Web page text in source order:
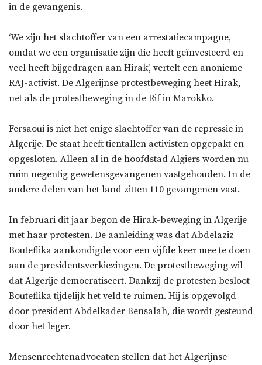
in de gevangenis.
‘We zijn het slachtoffer van een arrestatiecampagne,
omdat we een organisatie zijn die heeft geïnvesteerd en
veel heeft bijgedragen aan Hirak’, vertelt een anonieme
RAJ-activist. De Algerijnse protestbeweging heet Hirak,
net als de protestbeweging in de Rif in Marokko.
Fersaoui is niet het enige slachtoffer van de repressie in
Algerije. De staat heeft tientallen activisten opgepakt en
opgesloten. Alleen al in de hoofdstad Algiers worden nu
ruim negentig gewetensgevangenen vastgehouden. In de
andere delen van het land zitten 110 gevangenen vast.
In februari dit jaar begon de Hirak-beweging in Algerije
met haar protesten. De aanleiding was dat Abdelaziz
Bouteflika aankondigde voor een vijfde keer mee te doen
aan de presidentsverkiezingen. De protestbeweging wil
dat Algerije democratiseert. Dankzij de protesten besloot
Bouteflika tijdelijk het veld te ruimen. Hij is opgevolgd
door president Abdelkader Bensalah, die wordt gesteund
door het leger.
Mensenrechtenadvocaten stellen dat het Algerijnse